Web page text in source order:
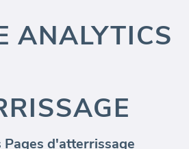
ANALYTICS
d'atterrissage